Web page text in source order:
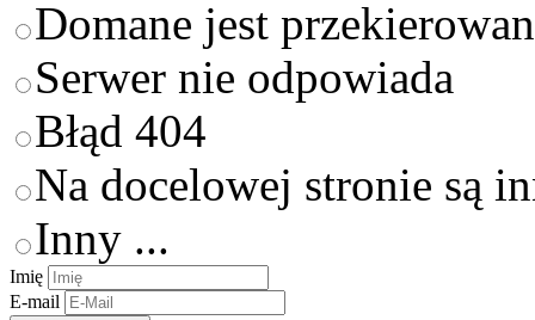
Domane jest
Serwer nie odpowiada
Błąd 404
Na docelowej stronie są
Inny ...
Imię
E-mail